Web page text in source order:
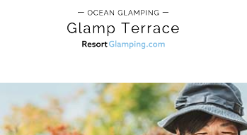
>団体様利用